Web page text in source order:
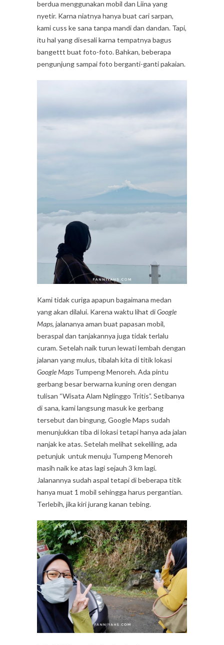
berdua menggunakan mobil dan Liina yang
nyetir. Karna niatnya hanya buat cari sarpan,
kami cuss ke sana tanpa mandi dan dandan. Tapi,
itu hal yang disesali karna tempatnya bagus
bangettt buat foto-foto. Bahkan, beberapa
pengunjung sampai foto berganti-ganti pakaian.
Kami tidak curiga apapun bagaimana medan
yang akan dilalui. Karena waktu lihat diGoogle
Maps, jalananya aman buat papasan mobil,
beraspal dan tanjakannya juga tidak terlalu
curam. Setelah naik turun lewati lembah dengan
jalanan yang mulus, tibalah kita di titik lokasi
Google Maps Tumpeng Menoreh. Ada pintu
gerbang besar berwarna kuning oren dengan
tulisan “Wisata Alam Nglinggo Tritis”. Setibanya
di sana, kami langsung masuk ke gerbang
tersebut dan bingung, Google Maps sudah
menunjukkan tiba di lokasi tetapi hanya ada jalan
nanjak ke atas. Setelah melihat sekeliling, ada
petunjuk untuk menuju Tumpeng Menoreh
masih naik ke atas lagi sejauh 3 km lagi.
Jalanannya sudah aspal tetapi di beberapa titik
hanya muat 1 mobil sehingga harus pergantian.
Terlebih, jika kiri jurang kanan tebing.